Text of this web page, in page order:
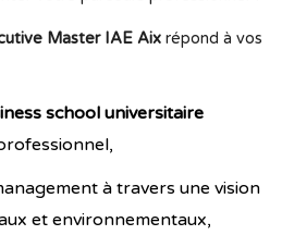
Master IAE Aix répond à vos
school universitaire
à travers une vision
et environnementaux,